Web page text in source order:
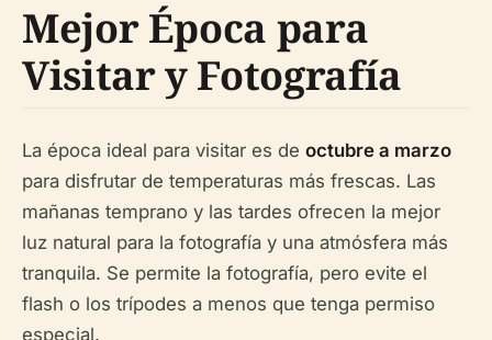
Mejor Época para
Visitar y Fotografía
La época ideal para visitar es de octubre a marzo
para disfrutar de temperaturas más frescas. Las
mañanas temprano y las tardes ofrecen la mejor
luz natural para la fotografía y una atmósfera más
tranquila. Se permite la fotografía, pero evite el
flash o los trípodes a menos que tenga permiso
especial.